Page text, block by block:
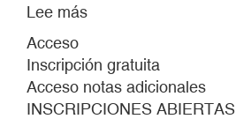
Lee más
BALLET
DEL
MUSEO
Acceso
Inscripción gratuita
Acceso notas adicionales
INSCRIPCIONES ABIERTAS